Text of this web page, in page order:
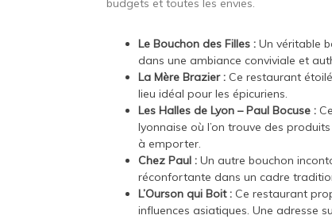
budgets et toutes les envies.
Le Bouchon des Filles : Un véritable
dans une ambiance conviviale et
La Mère Brazier : Ce restaurant
lieu idéal pour les épicuriens.
Les Halles de Lyon – Paul Bocuse :
lyonnaise où l’on trouve des
à emporter.
Chez Paul : Un autre bouchon
réconfortante dans un cadre
L’Ourson qui Boit : Ce restaurant
influences asiatiques. Une adresse